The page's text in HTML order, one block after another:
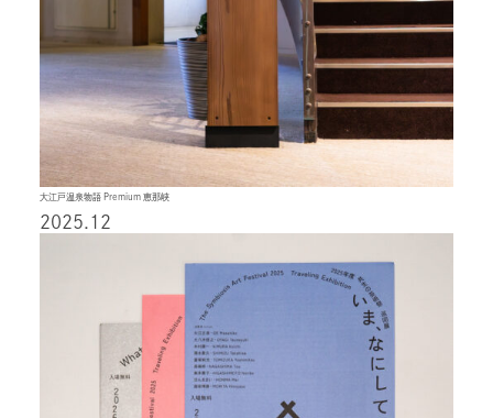
大江戸温泉物語 Premium 恵那峡
2025.12